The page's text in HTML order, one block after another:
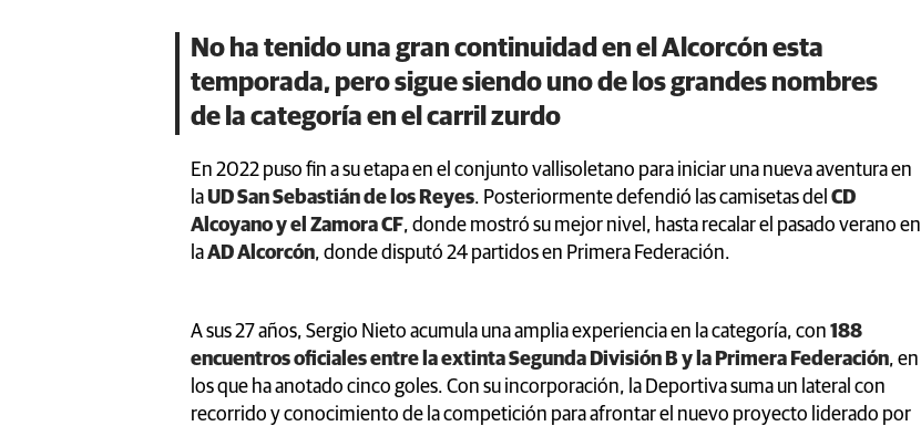
No ha tenido una gran continuidad en el Alcorcón esta
temporada, pero sigue siendo uno de los grandes nombres
de la categoría en el carril zurdo
En 2022 puso fin a su etapa en el conjunto vallisoletano para iniciar una nueva aventura en
laUD San Sebastián de los Reyes. Posteriormente defendió las camisetas del CD
Alcoyano y el Zamora CF, donde mostró su mejor nivel, hasta recalar el pasado verano en
laAD Alcorcón, donde disputó 24 partidos en Primera Federación.
A sus 27 años, Sergio Nieto acumula una amplia experiencia en la categoría, con 188
encuentros oficiales entre la extinta Segunda División B y la Primera Federación, en
los que ha anotado cinco goles. Con su incorporación, la Deportiva suma un lateral con
recorrido y conocimiento de la competición para afrontar el nuevo proyecto liderado por